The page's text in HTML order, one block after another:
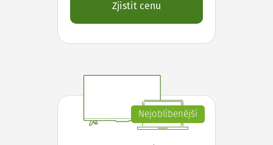
Zjistit cenu
Nejoblíbenější